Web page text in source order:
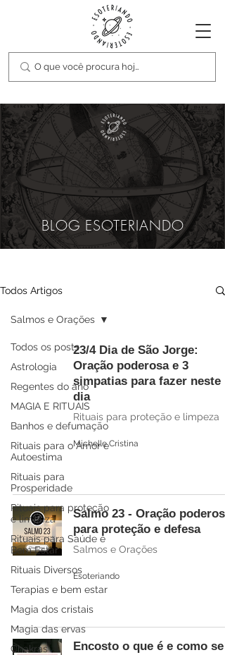
BLOG ESOTERIANDO
Todos Artigos
Todos os posts
Astrologia
Regentes do ano
MAGIA E RITUAIS
Banhos e defumação
Rituais para o Amor e
Autoestima
Rituais para
Prosperidade
Rituais para proteção
e limpeza
Rituais para Saúde e
Bem Estar
Rituais Diversos
Terapias e bem estar
Magia dos cristais
Magia das ervas
Chakras
Salmos e Orações
23/4 Dia de São Jorge:
Oração poderosa e 3
simpatias para fazer neste
dia
Rituais para proteção e limpeza
Michelle Cristina
Salmo 23 - Oração poderosa
para proteção e defesa
Salmos e Orações
Esoteriando
Encosto o que é e como se